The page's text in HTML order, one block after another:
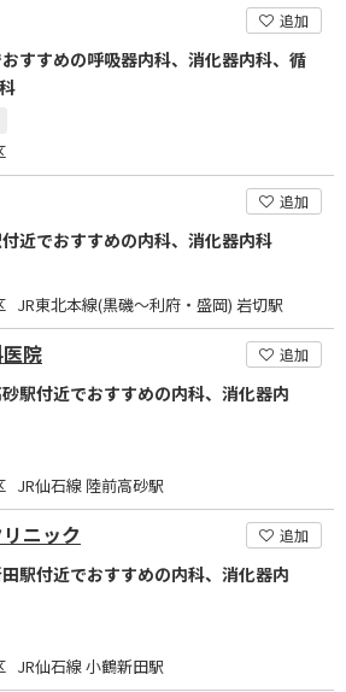
追加
すすめの呼吸器内科、消化器内科、循
追加
近でおすすめの内科、消化器内科
JR東北本線(黒磯～利府・盛岡) 岩切駅
院 追加
駅付近でおすすめの内科、消化器内
JR仙石線 陸前高砂駅
ニック 追加
駅付近でおすすめの内科、消化器内
JR仙石線 小鶴新田駅